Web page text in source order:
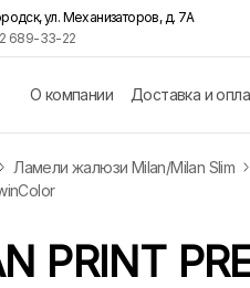
ул. Механизаторов, д. 7А
689-33-22
О компании Доставка и
Ламели жалюзи Milan/Milan Slim